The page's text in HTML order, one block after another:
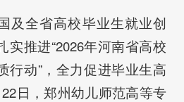
及全省高校毕业生就业创
实推进“2026年河南省高校
行动”，全力促进毕业生高
日，郑州幼儿师范高等专